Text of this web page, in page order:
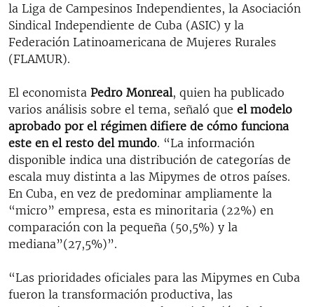
la Liga de Campesinos Independientes, la Asociación
Sindical Independiente de Cuba (ASIC) y la
Federación Latinoamericana de Mujeres Rurales
(FLAMUR).
El economista Pedro Monreal, quien ha publicado
varios análisis sobre el tema, señaló que el modelo
aprobado por el régimen difiere de cómo funciona
este en el resto del mundo. “La información
disponible indica una distribución de categorías de
escala muy distinta a las Mipymes de otros países.
En Cuba, en vez de predominar ampliamente la
“micro” empresa, esta es minoritaria (22%) en
comparación con la pequeña (50,5%) y la
mediana”(27,5%)”.
“Las prioridades oficiales para las Mipymes en Cuba
fueron la transformación productiva, las